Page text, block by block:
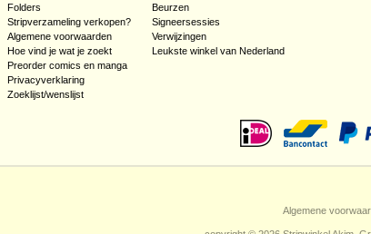
Folders
Stripverzameling verkopen?
Algemene voorwaarden
Hoe vind je wat je zoekt
Preorder comics en manga
Privacyverklaring
Zoeklijst/wenslijst
Beurzen
Signeersessies
Verwijzingen
Leukste winkel van Nederland
Algemene